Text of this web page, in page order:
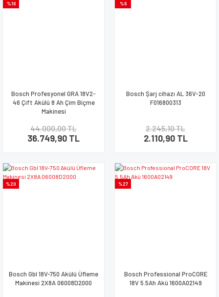
%16
Bosch Profesyonel GRA 18V2-
46 Çift Akülü 8 Ah Çim Biçme
Makinesi
44.000,00 TL
36.749,90 TL
%6
Bosch Şarj cihazı AL 36V-20
F016800313
2.245,10 TL
2.110,90 TL
%20
Bosch Gbl 18V-750 Akülü Üfleme
Makinesi 2X8A 06008D2000
%27
Bosch Professional ProCORE
18V 5.5Ah Akü 1600A02149